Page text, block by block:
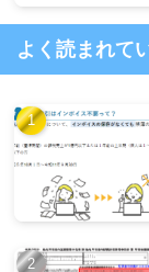
よく読まれて